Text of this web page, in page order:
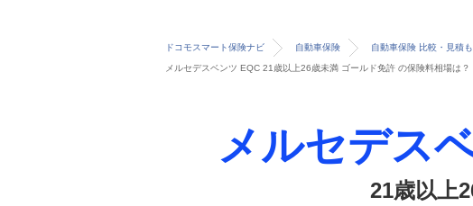
ドコモスマート保険ナビ 自動車保険 自動車保険 比較・見積
メルセデスベンツ EQC 21歳以上26歳未満 ゴールド免許 の保険料相場は？
メルセデス
21歳以上